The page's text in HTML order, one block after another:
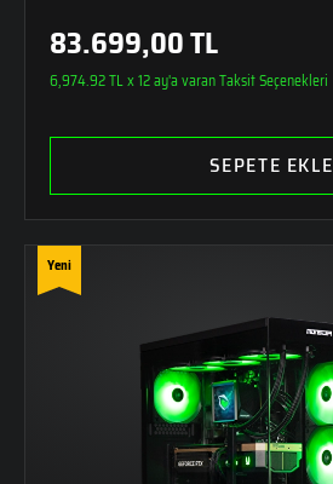
83.699,00 TL
6,974.92 TL x 12 ay'a varan Taksit Seçenekleri
SEPETE EKLE
Yeni